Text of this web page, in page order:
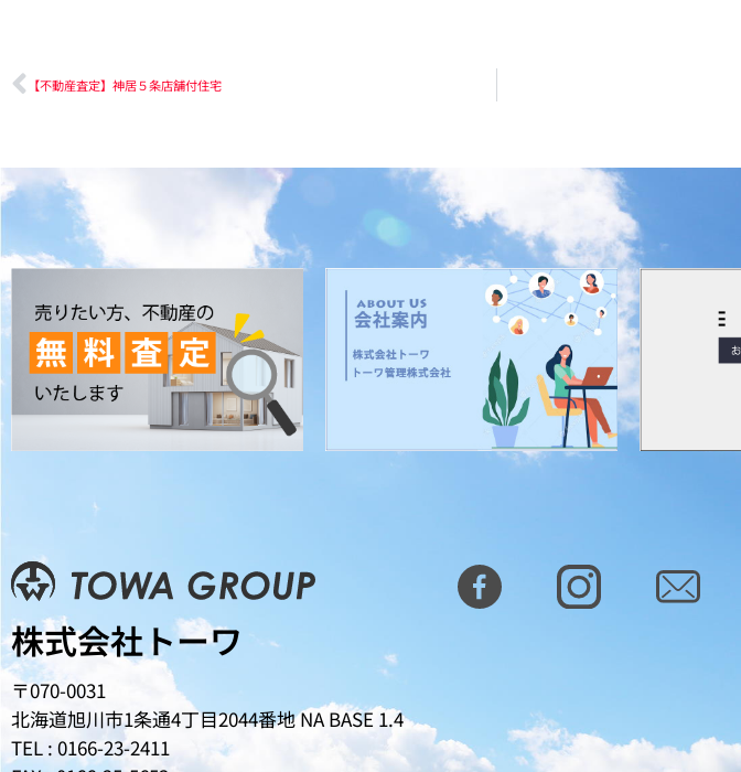
【不動産査定】神居５条店舗付住宅
株式会社トーワ
〒070-0031
北海道旭川市1条通4丁目2044番地NA BASE 1.4
TEL : 0166-23-2411